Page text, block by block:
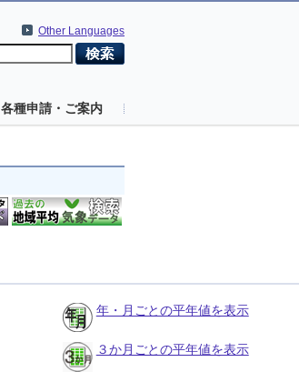
Other Languages
各種申請・ご案内
年・月ごとの平年値を表示
３か月ごとの平年値を表示